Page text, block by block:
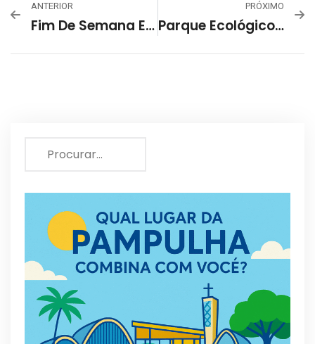
ANTERIOR
Fim De Semana Em BH Será Marcado Por Céu Fechado E Temperaturas Mais Baixas
PRÓXIMO
Parque Ecológico Da Pampulha: Tudo O Que Você Precisa Saber Antes De Visitar